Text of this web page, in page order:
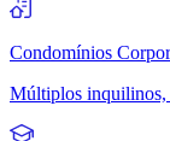
Condomínios
Múltiplos inquilinos,